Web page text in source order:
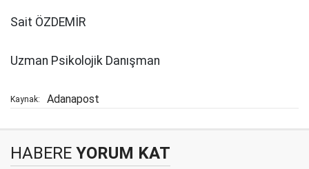
Sait ÖZDEMİR
Uzman Psikolojik Danışman
Kaynak: Adanapost
HABERE YORUM KAT